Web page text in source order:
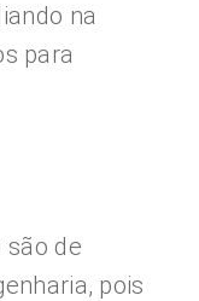
na
para
são de
pois